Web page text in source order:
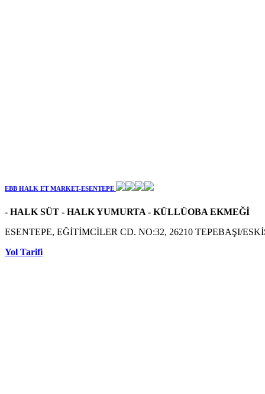
EBB HALK ET MARKET-ESENTEPE
- HALK SÜT - HALK YUMURTA - KÜLLÜOBA EKMEĞİ
ESENTEPE, EĞİTİMCİLER CD. NO:32, 26210 TEPEBAŞI/
Yol Tarifi